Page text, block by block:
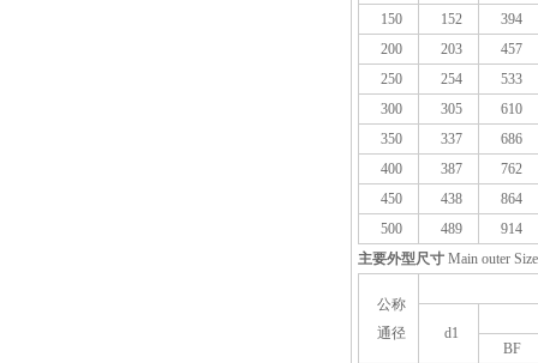
150
152
394
200
203
457
250
254
533
300
305
610
350
337
686
400
387
762
450
438
864
500
489
914
主要外型尺寸 Main outer Size
公称
通径
d1
BF